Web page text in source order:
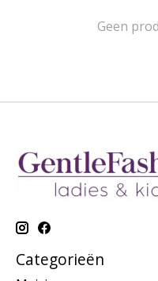
Geen
Categorieën